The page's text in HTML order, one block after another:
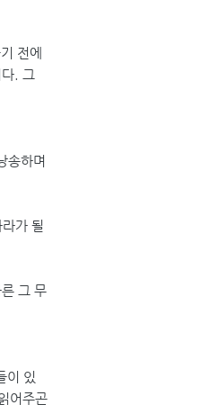
전에
. 그
송하며
가 될
그 무
이 있
어주곤